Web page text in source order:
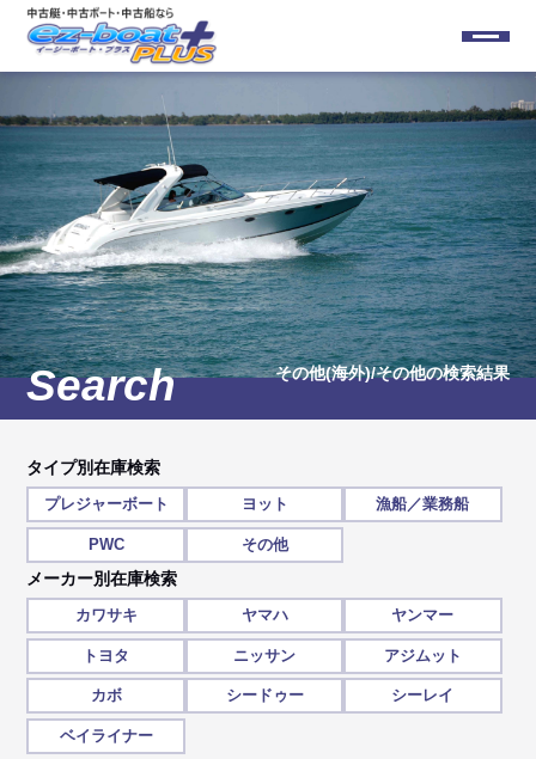
その他(海外)/その他の検索結果
タイプ別在庫検索
プレジャーボート ヨット 漁船／業務船
PWC その他
メーカー別在庫検索
カワサキ ヤマハ ヤンマー
トヨタ ニッサン アジムット
カボ シードゥー シーレイ
ベイライナー